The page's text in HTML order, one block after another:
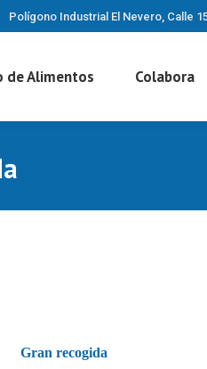
Polígono Industrial El Nevero, Calle
de Alimentos Colabora
Gran recogida